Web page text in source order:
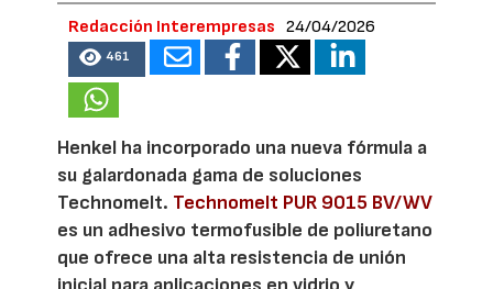
Redacción Interempresas 24/04/2026
461
Henkel ha incorporado una nueva fórmula a
su galardonada gama de soluciones
Technomelt. Technomelt PUR 9015 BV/WV
es un adhesivo termofusible de poliuretano
que ofrece una alta resistencia de unión